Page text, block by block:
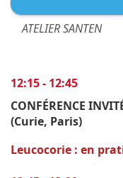
ATELIER SANTEN
12:15 - 12:45
CONFÉRENCE
(Curie, Paris)
Leucocorie : en